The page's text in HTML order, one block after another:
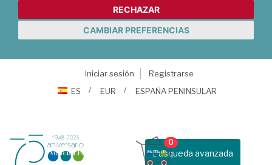
RECHAZAR
CAMBIAR PREFERENCIAS
Iniciar sesión
Registrarse
ES
EUR ESPAÑA PENINSULAR
Busqueda avanzada
0